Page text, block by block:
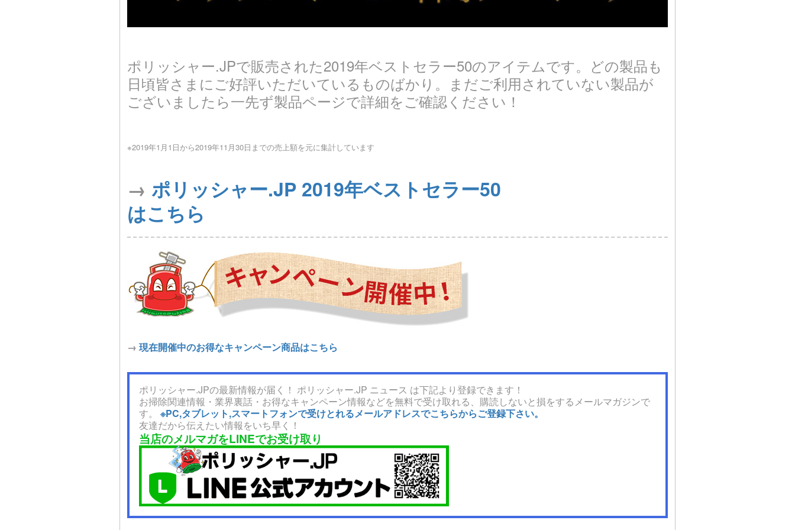
ポリッシャー.JPで販売された2019年ベストセラー50のアイテムです。どの製品も
日頃皆さまにご好評いただいているものばかり。まだご利用されていない製品が
ございましたら一先ず製品ページで詳細をご確認ください！
※2019年1月1日から2019年11月30日までの売上額を元に集計しています
→ ポリッシャー.JP 2019年ベストセラー50
はこちら
→ 現在開催中のお得なキャンペーン商品はこちら
ポリッシャー.JPの最新情報が届く！ ポリッシャー.JP ニュース は下記より登録できます！
お掃除関連情報・業界裏話・お得なキャンペーン情報などを無料で受け取れる、購読しないと損をするメールマガジンで
す。 ※PC,タブレット,スマートフォンで受けとれるメールアドレスでこちらからご登録下さい。
友達だから伝えたい情報をいち早く！
当店のメルマガをLINEでお受け取り